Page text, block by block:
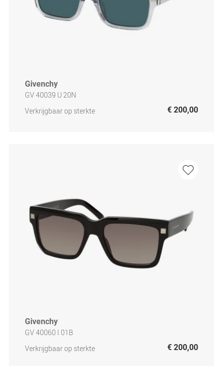
Givenchy
GV 40039 U 20N
Verkrijgbaar op sterkte
€ 200,00
Givenchy
GV 40060 I 01B
Verkrijgbaar op sterkte
€ 200,00